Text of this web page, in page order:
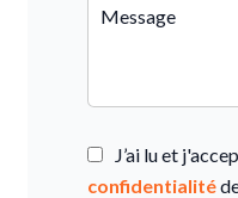
J’ai lu et
confidentialité